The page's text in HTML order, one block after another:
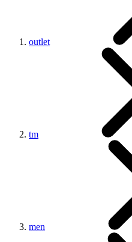
outlet
tm
men